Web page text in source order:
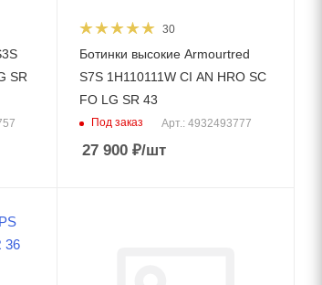
SR
30
Ботинки высокие Armourtred
S7S 1H110111W CI AN HRO SC
FO LG SR 43
Под заказ Арт.: 4932493777
27 900 ₽/шт